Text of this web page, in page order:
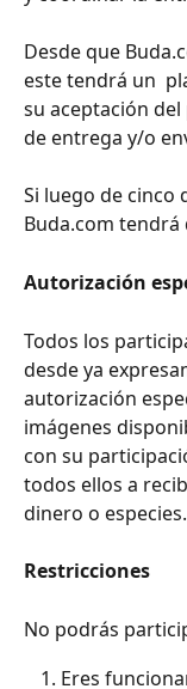
Desde que
este tendrá un
su aceptación
de entrega y/o
Si luego de cinco
Buda.com tendrá
Autorización
Todos los
desde ya
autorización
imágenes
con su
todos ellos a
dinero o especies.
Restricciones
No podrás
Eres